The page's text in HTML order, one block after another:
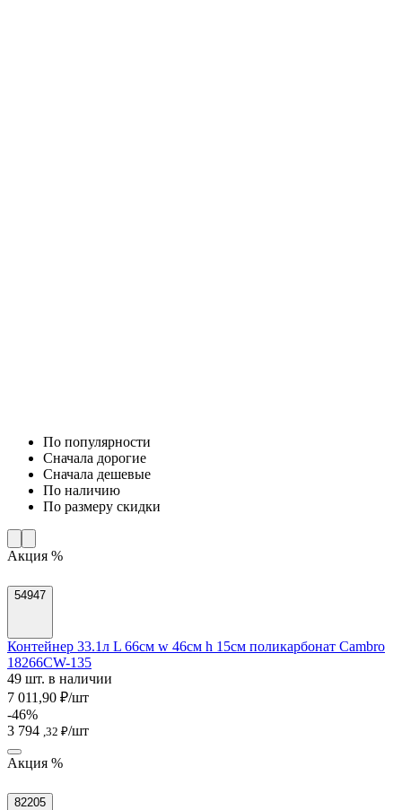
По популярности
Cначала дорогие
Cначала дешевые
По наличию
По размеру скидки
Акция %
54947
Контейнер 33.1л L 66см w 46см h 15см поликарбонат Cambro
18266CW-135
49 шт. в наличии
7 011,90 ₽/шт
-46%
3 794 ,32 ₽/шт
Акция %
82205